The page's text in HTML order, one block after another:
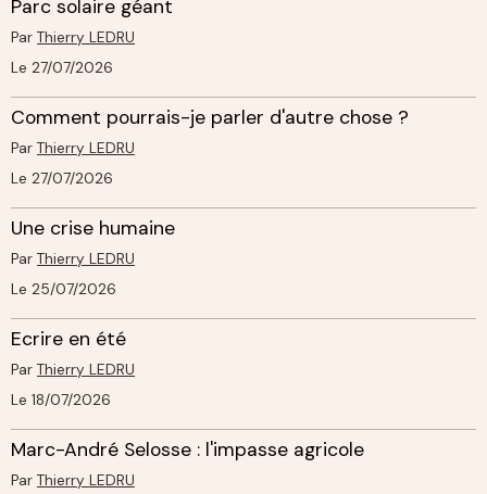
Parc solaire géant
Par Thierry LEDRU
Le 27/07/2026
Comment pourrais-je parler d'autre chose ?
Par Thierry LEDRU
Le 27/07/2026
Une crise humaine
Par Thierry LEDRU
Le 25/07/2026
Ecrire en été
Par Thierry LEDRU
Le 18/07/2026
Marc-André Selosse : l'impasse agricole
Par Thierry LEDRU